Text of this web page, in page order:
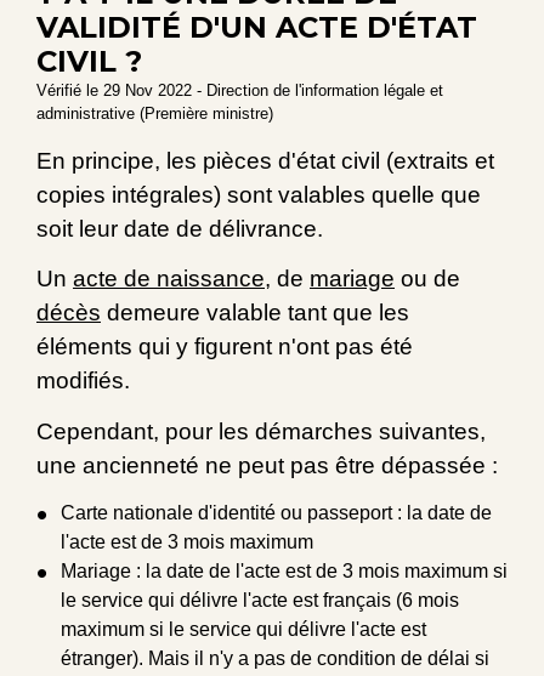
VALIDITÉ D'UN ACTE D'ÉTAT
CIVIL ?
Vérifié le 29 Nov 2022 - Direction de l'information légale et
administrative (Première ministre)
En principe, les pièces d'état civil (extraits et
copies intégrales) sont valables quelle que
soit leur date de délivrance.
Un acte de naissance, de mariage ou de
décès demeure valable tant que les
éléments qui y figurent n'ont pas été
modifiés.
Cependant, pour les démarches suivantes,
une ancienneté ne peut pas être dépassée :
Carte nationale d'identité ou passeport : la date de
l'acte est de 3 mois maximum
Mariage : la date de l'acte est de 3 mois maximum si
le service qui délivre l'acte est français (6 mois
maximum si le service qui délivre l'acte est
étranger). Mais il n'y a pas de condition de délai si